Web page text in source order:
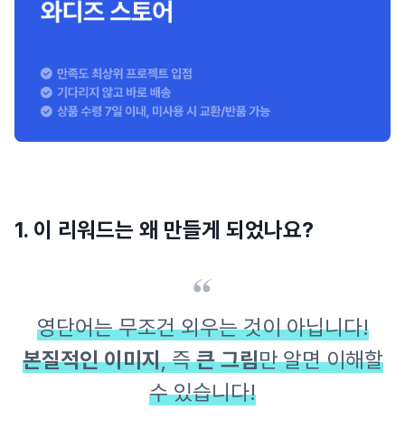
1. 이 리워드는 왜 만들게 되었나요?
영단어는 무조건 외우는 것이 아닙니다!
본질적인 이미지, 즉큰 그림만 알면 이해할
수 있습니다!